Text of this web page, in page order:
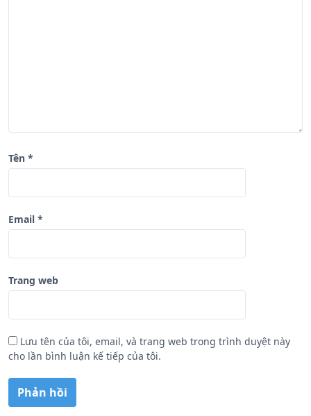
Tên *
Email *
Trang web
Lưu tên của tôi, email, và trang web trong trình duyệt này
cho lần bình luận kế tiếp của tôi.